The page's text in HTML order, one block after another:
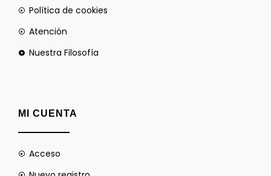
Política de cookies
Atención
Nuestra Filosofía
MI CUENTA
Acceso